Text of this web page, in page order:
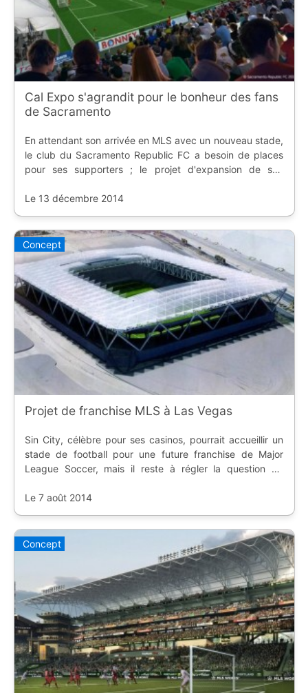
Cal Expo s'agrandit pour le bonheur des fans
de Sacramento
En attendant son arrivée en MLS avec un nouveau stade,
le club du Sacramento Republic FC a besoin de places
pour ses supporters ; le projet d'expansion de son
Le 13 décembre 2014
Concept
Projet de franchise MLS à Las Vegas
Sin City, célèbre pour ses casinos, pourrait accueillir un
stade de football pour une future franchise de Major
League Soccer, mais il reste à régler la question du
Le 7 août 2014
Concept